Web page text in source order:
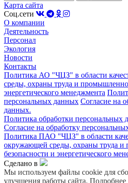
Карта сайта
Соц.сети
О компании
Деятельность
Персонал
Экология
Новости
Контакты
Политика АО "ЧЦЗ" в области
среды, охраны труда и
энергетического менеджмента
персональных данных Согласие на
данных.
Политика обработки персональных
Согласие на обработку
Политика ПАО "ЧЦЗ" в области
окружающей среды, охраны труда
безопасности и энергетического
Сделано в
Мы используем файлы cookie для
улучшения работы сайта.